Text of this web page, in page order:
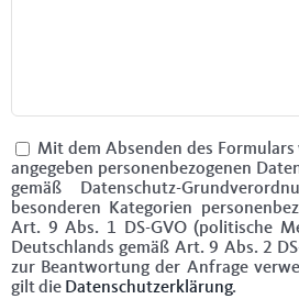
Mit dem Absenden des
angegeben personenbezogenen
gemäß Datenschutz-
besonderen Kategorien
Art. 9 Abs. 1 DS-GVO (politische
Deutschlands gemäß Art. 9 Abs. 2
zur Beantwortung der Anfrage
gilt die Datenschutzerklärung.